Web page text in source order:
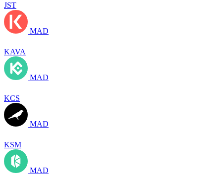
JST
MAD
KAVA
MAD
KCS
MAD
KSM
MAD